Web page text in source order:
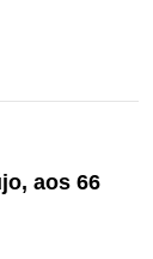
aos 66